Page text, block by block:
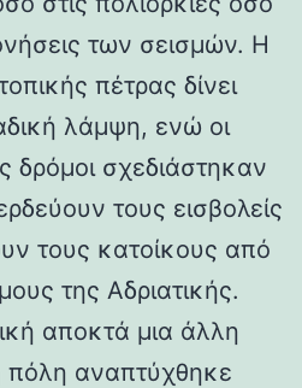
των σεισμών. Η
πέτρας δίνει
λάμψη, ενώ οι
δρόμοι σχεδιάστηκαν
τους εισβολείς
τους κατοίκους από
της Αδριατικής.
αποκτά μια άλλη
αναπτύχθηκε